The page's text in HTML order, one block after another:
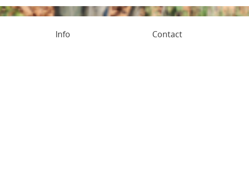
Info Contact